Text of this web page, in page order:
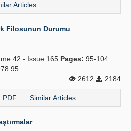
Articles
Filosunun Durumu
42 - Issue 165 Pages: 95-104
2612
2184
PDF Similar Articles